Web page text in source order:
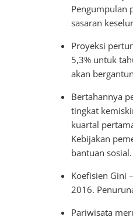
Pengumpulan
sasaran
Proyeksi
5,3% untuk
akan
Bertahannya
tingkat
kuartal
Kebijakan
bantuan sosial.
Koefisien Gini
2016.
Pariwisata